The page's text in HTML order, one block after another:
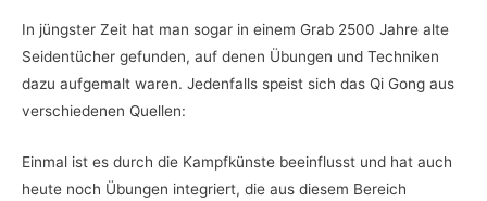
In jüngster Zeit hat man sogar in einem Grab 2500 Jahre alte
Seidentücher gefunden, auf denen Übungen und Techniken
dazu aufgemalt waren. Jedenfalls speist sich das Qi Gong aus
verschiedenen Quellen:
Einmal ist es durch die Kampfkünste beeinflusst und hat auch
heute noch Übungen integriert, die aus diesem Bereich